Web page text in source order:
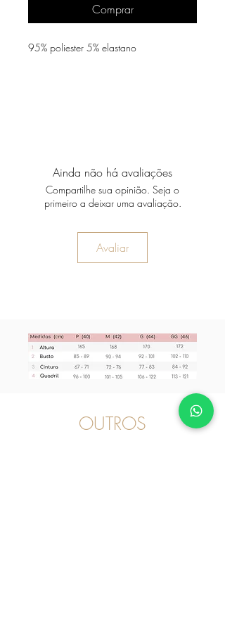
Comprar
95% poliester 5% elastano
Ainda não há avaliações
Compartilhe sua opinião. Seja o
primeiro a deixar uma avaliação.
Avaliar
OUTROS